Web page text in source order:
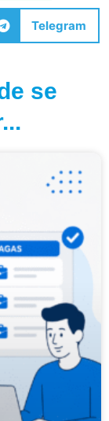
Telegram
se